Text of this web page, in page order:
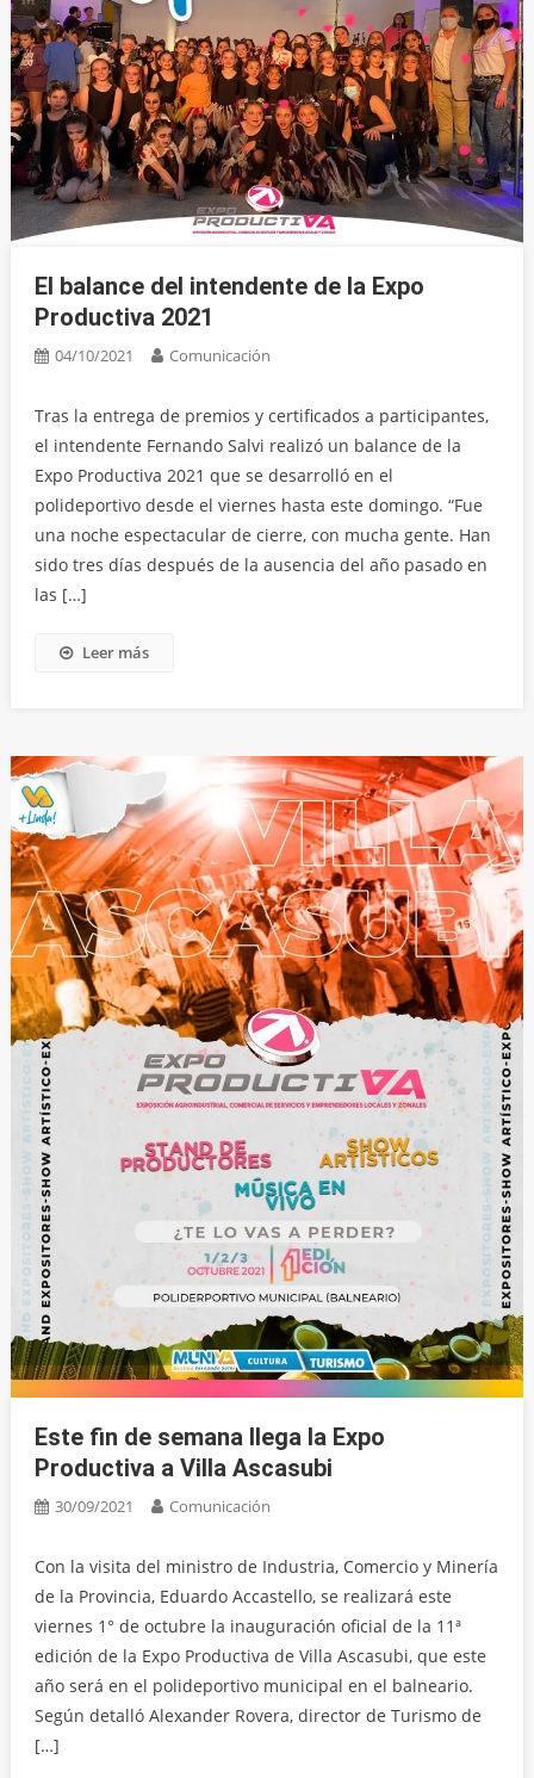
El balance del intendente de la Expo
Productiva 2021
04/10/2021 Comunicación
Tras la entrega de premios y certificados a participantes,
el intendente Fernando Salvi realizó un balance de la
Expo Productiva 2021 que se desarrolló en el
polideportivo desde el viernes hasta este domingo. “Fue
una noche espectacular de cierre, con mucha gente. Han
sido tres días después de la ausencia del año pasado en
las […]
Leer más
Este fin de semana llega la Expo
Productiva a Villa Ascasubi
30/09/2021 Comunicación
Con la visita del ministro de Industria, Comercio y Minería
de la Provincia, Eduardo Accastello, se realizará este
viernes 1° de octubre la inauguración oficial de la 11ª
edición de la Expo Productiva de Villa Ascasubi, que este
año será en el polideportivo municipal en el balneario.
Según detalló Alexander Rovera, director de Turismo de
[…]